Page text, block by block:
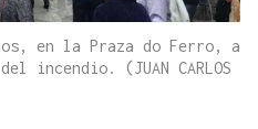
en la Praza do Ferro, a
incendio. (JUAN CARLOS